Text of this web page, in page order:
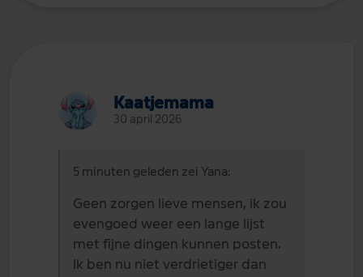
Kaatjemama
30 april 2026
5 minuten geleden zei Yana:
Geen zorgen lieve mensen, ik zou
evengoed weer een lange lijst
met fijne dingen kunnen posten.
Ik ben nu niet verdrietiger dan